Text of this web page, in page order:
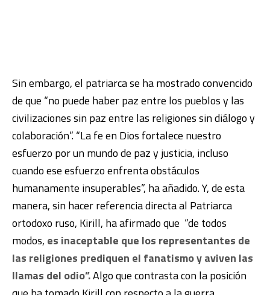
Sin embargo, el patriarca se ha mostrado convencido
de que “no puede haber paz entre los pueblos y las
civilizaciones sin paz entre las religiones sin diálogo y
colaboración”. “La fe en Dios fortalece nuestro
esfuerzo por un mundo de paz y justicia, incluso
cuando ese esfuerzo enfrenta obstáculos
humanamente insuperables”, ha añadido. Y, de esta
manera, sin hacer referencia directa al Patriarca
ortodoxo ruso, Kirill, ha afirmado que “de todos
modos, es inaceptable que los representantes de
las religiones prediquen el fanatismo y aviven las
llamas del odio”.Algo que contrasta con la posición